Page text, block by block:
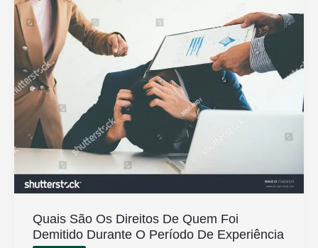
Deve
Ter
Por
Semana
no
Brasil
Quais São Os Direitos De Quem Foi
Demitido Durante O Período De Experiência